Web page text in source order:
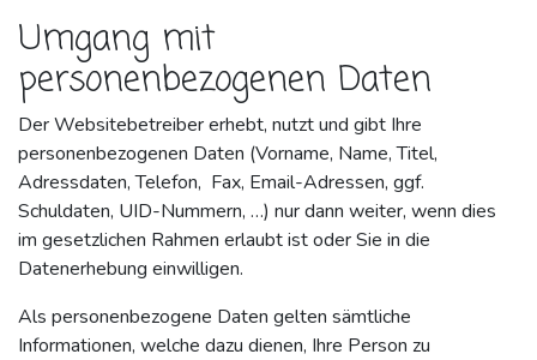
Umgang mit
personenbezogenen Daten
Der Websitebetreiber erhebt, nutzt und gibt Ihre
personenbezogenen Daten (Vorname, Name, Titel,
Adressdaten, Telefon, Fax, Email-Adressen, ggf.
Schuldaten, UID-Nummern, …) nur dann weiter, wenn dies
im gesetzlichen Rahmen erlaubt ist oder Sie in die
Datenerhebung einwilligen.
Als personenbezogene Daten gelten sämtliche
Informationen, welche dazu dienen, Ihre Person zu